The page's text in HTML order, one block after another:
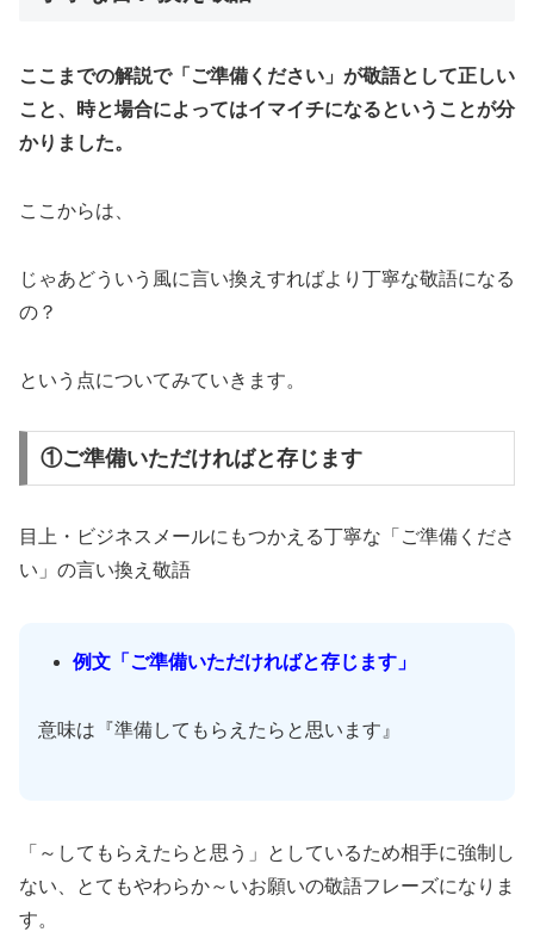
ここまでの解説で「ご準備ください」が敬語として正しい
こと、時と場合によってはイマイチになるということが分
かりました。
ここからは、
じゃあどういう風に言い換えすればより丁寧な敬語になる
の？
という点についてみていきます。
①ご準備いただければと存じます
目上・ビジネスメールにもつかえる丁寧な「ご準備くださ
い」の言い換え敬語
例文「ご準備いただければと存じます」
意味は『準備してもらえたらと思います』
「～してもらえたらと思う」としているため相手に強制し
ない、とてもやわらか～いお願いの敬語フレーズになりま
す。